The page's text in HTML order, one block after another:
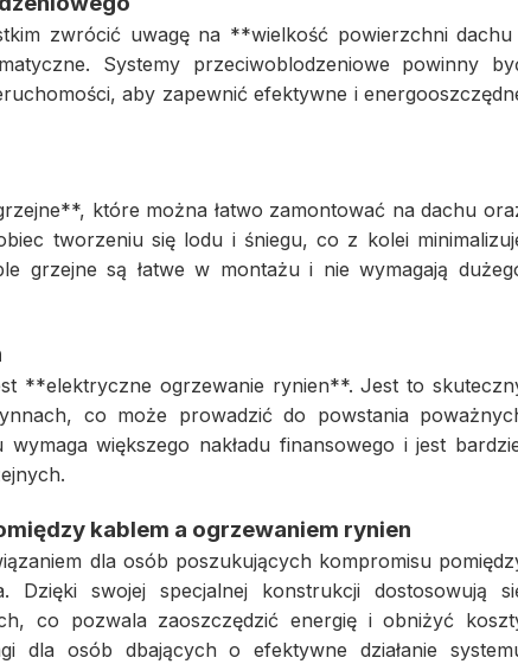
zwrócić uwagę na **wielkość powierzchni dachu
Systemy przeciwoblodzeniowe powinny
aby zapewnić efektywne i
które można łatwo zamontować na dachu
tworzeniu się lodu i śniegu, co z kolei
grzejne są łatwe w montażu i nie wymagają
**elektryczne ogrzewanie rynien**. Jest to
co może prowadzić do powstania
większego nakładu finansowego i jest
kablem a ogrzewaniem rynien
dla osób poszukujących kompromisu
Dzięki swojej specjalnej konstrukcji dostosowują
co pozwala zaoszczędzić energię i obniżyć
dla osób dbających o efektywne działanie